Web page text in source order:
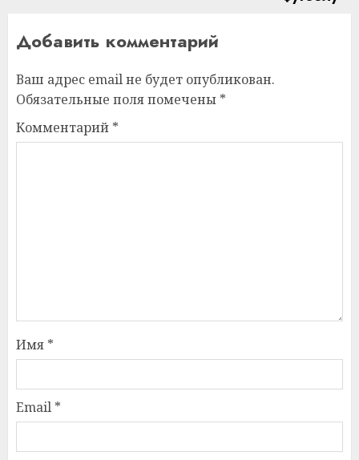
Добавить комментарий
Ваш адрес email не будет опубликован.
Обязательные поля помечены *
Комментарий *
Имя *
Email *